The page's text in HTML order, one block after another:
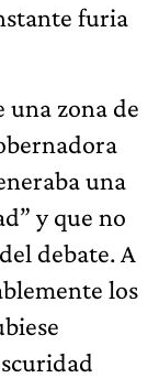
furia
una zona de
una
y que no
debate. A
los